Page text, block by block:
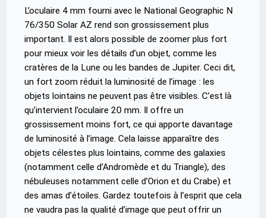
L’oculaire 4 mm fourni avec le National Geographic N
76/350 Solar AZ rend son grossissement plus
important. Il est alors possible de zoomer plus fort
pour mieux voir les détails d’un objet, comme les
cratères de la Lune ou les bandes de Jupiter. Ceci dit,
un fort zoom réduit la luminosité de l’image : les
objets lointains ne peuvent pas être visibles. C’est là
qu’intervient l’oculaire 20 mm. Il offre un
grossissement moins fort, ce qui apporte davantage
de luminosité à l’image. Cela laisse apparaître des
objets célestes plus lointains, comme des galaxies
(notamment celle d’Andromède et du Triangle), des
nébuleuses notamment celle d’Orion et du Crabe) et
des amas d’étoiles. Gardez toutefois à l’esprit que cela
ne vaudra pas la qualité d’image que peut offrir un